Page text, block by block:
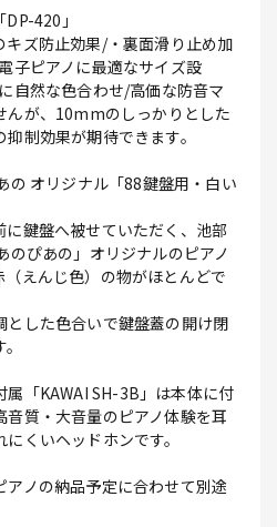
420」
キズ防止効果/・裏面滑り止め加
子ピアノに最適なサイズ設
自然な色合わせ/高価な防音マ
んが、10mmのしっかりとした
制効果が期待できます。
オリジナル「88鍵盤用・白い
鍵盤へ被せていただく、池部
のぴあの」オリジナルのピアノ
えんじ色）の物がほとんどで
とした色合いで鍵盤蓋の開け閉
属「KAWAI SH-3B」は本体に付
質・大音量のピアノ体験を耳
くいヘッドホンです。
ノの納品予定に合わせて別途